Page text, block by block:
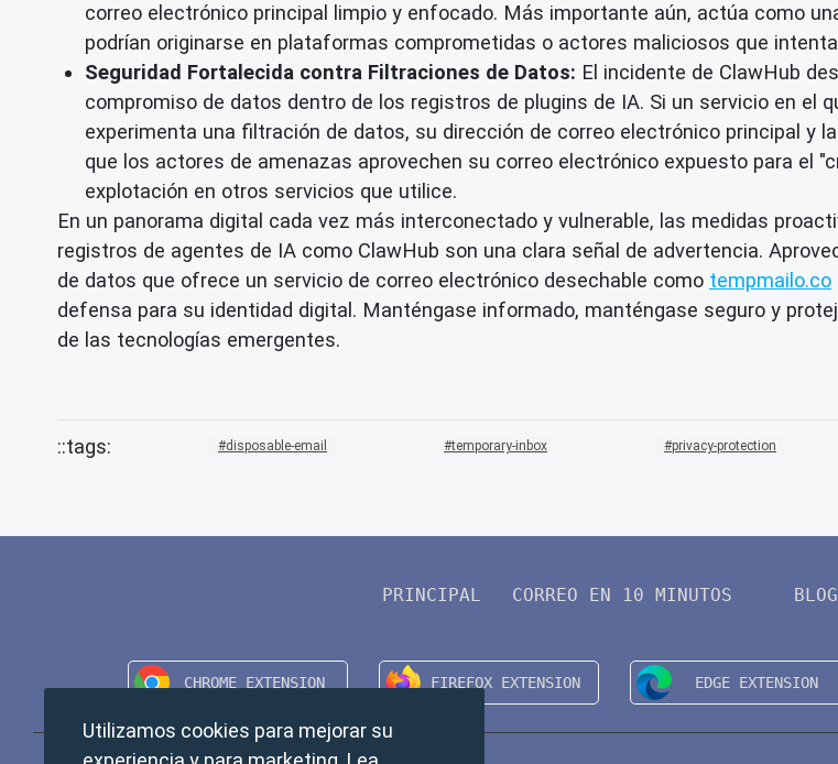
correo electrónico principal limpio y enfocado. Más importante aún, actúa como
podrían originarse en plataformas comprometidas o actores maliciosos que
Seguridad Fortalecida contra Filtraciones de Datos: El incidente de ClawHub
compromiso de datos dentro de los registros de plugins de IA. Si un servicio en el
experimenta una filtración de datos, su dirección de correo electrónico principal y
que los actores de amenazas aprovechen su correo electrónico expuesto para el
explotación en otros servicios que utilice.
En un panorama digital cada vez más interconectado y vulnerable, las medidas
registros de agentes de IA como ClawHub son una clara señal de advertencia.
de datos que ofrece un servicio de correo electrónico desechable como tempmailo.co
defensa para su identidad digital. Manténgase informado, manténgase seguro y
de las tecnologías emergentes.
disposable-email temporary-inbox privacy-protection
PRINCIPAL CORREO EN 10 MINUTOS BLOG
Utilizamos cookies para mejorar su